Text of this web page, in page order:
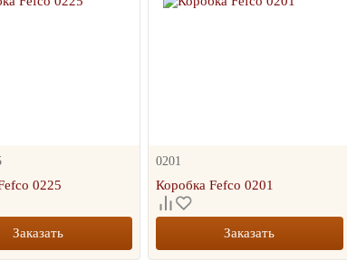
шт.
0225
Заказать
0201
Коробка Fefco 0201
Заказать